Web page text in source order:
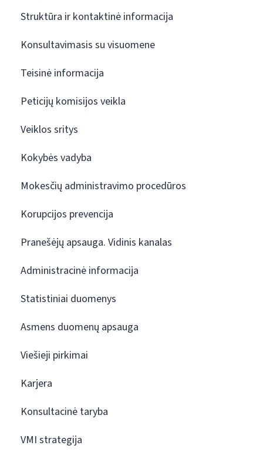
Struktūra ir kontaktinė informacija
Konsultavimasis su visuomene
Teisinė informacija
Peticijų komisijos veikla
Veiklos sritys
Kokybės vadyba
Mokesčių administravimo procedūros
Korupcijos prevencija
Pranešėjų apsauga. Vidinis kanalas
Administracinė informacija
Statistiniai duomenys
Asmens duomenų apsauga
Viešieji pirkimai
Karjera
Konsultacinė taryba
VMI strategija